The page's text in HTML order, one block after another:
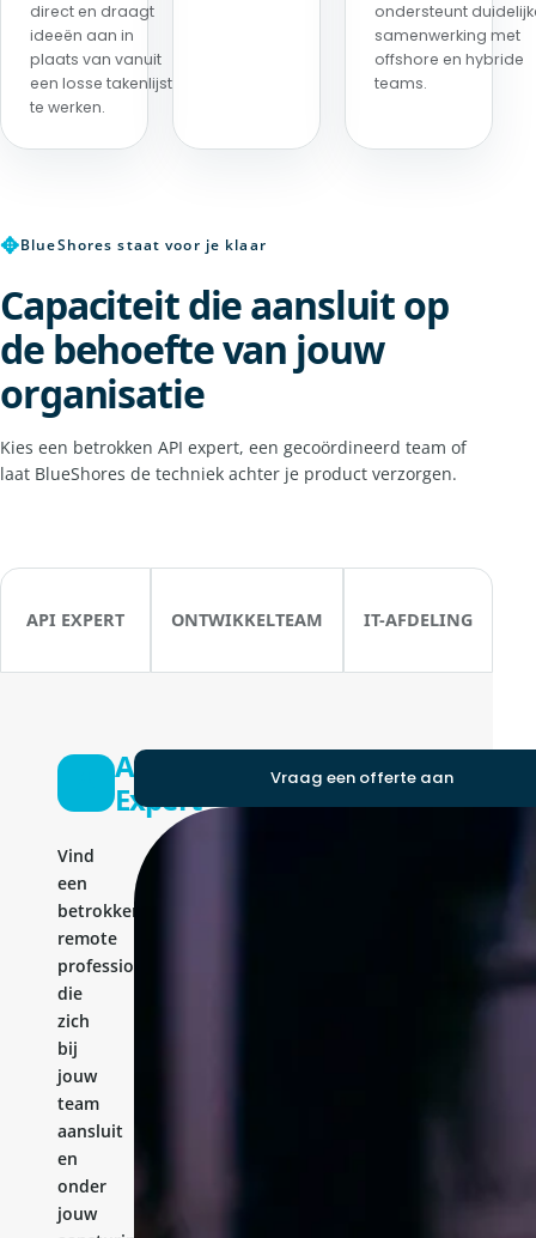
direct en draagt
ideeën aan in
plaats van vanuit
een losse takenlijst
te werken.
ondersteunt
samenwerking met
offshore en hybride
teams.
✥BlueShores staat voor je klaar
Capaciteit die aansluit op
de behoefte van jouw
organisatie
Kies een betrokken API expert, een gecoördineerd team of
laat BlueShores de techniek achter je product verzorgen.
API EXPERT ONTWIKKELTEAM IT-AFDELING
API
Expert
Vind
een
betrokken
remote
professional
die
zich
bij
jouw
team
aansluit
en
onder
jouw
Vraag een offerte aan